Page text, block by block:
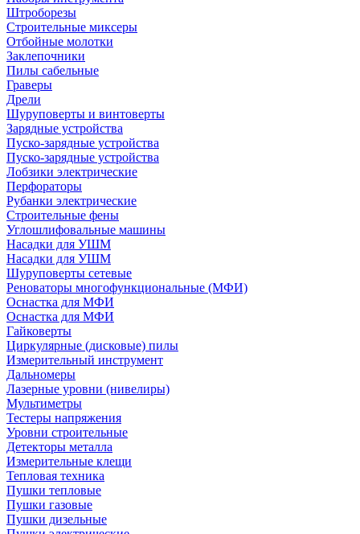
Штроборезы
Строительные миксеры
Отбойные молотки
Заклепочники
Пилы сабельные
Граверы
Дрели
Шуруповерты и винтоверты
Зарядные устройства
Пуско-зарядные устройства
Пуско-зарядные устройства
Лобзики электрические
Перфораторы
Рубанки электрические
Строительные фены
Углошлифовальные машины
Насадки для УШМ
Насадки для УШМ
Шуруповерты сетевые
Реноваторы многофункциональные (МФИ)
Оснастка для МФИ
Оснастка для МФИ
Гайковерты
Циркулярные (дисковые) пилы
Измерительный инструмент
Дальномеры
Лазерные уровни (нивелиры)
Мультиметры
Тестеры напряжения
Уровни строительные
Детекторы металла
Измерительные клещи
Тепловая техника
Пушки тепловые
Пушки газовые
Пушки дизельные